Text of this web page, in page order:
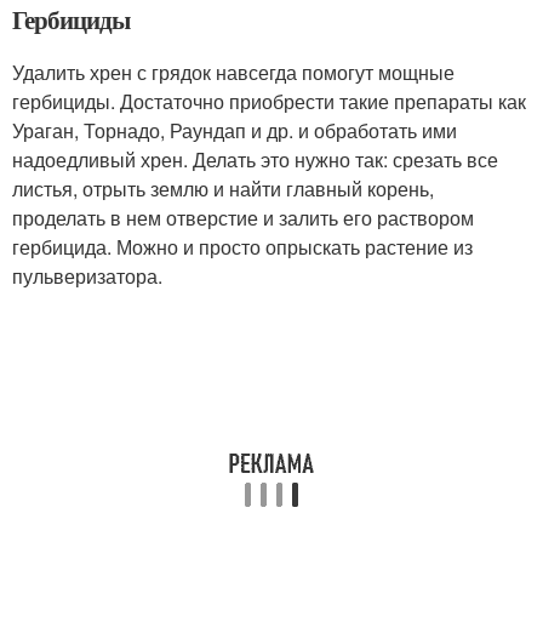
Гербициды
Удалить хрен с грядок навсегда помогут мощные
гербициды. Достаточно приобрести такие препараты как
Ураган, Торнадо, Раундап и др. и обработать ими
надоедливый хрен. Делать это нужно так: срезать все
листья, отрыть землю и найти главный корень,
проделать в нем отверстие и залить его раствором
гербицида. Можно и просто опрыскать растение из
пульверизатора.